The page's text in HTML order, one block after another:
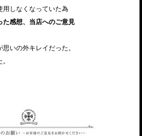
用しなくなっていた為
感想、当店へのご意見
いの外キレイだった。